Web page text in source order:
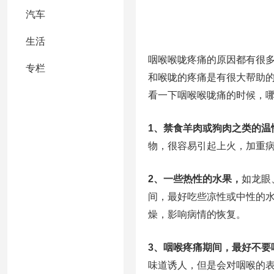
汽车
生活
专栏
咽喉喉咙疼痛的原因都有很
和喉咙的疼痛是有很大帮助
看一下咽喉喉咙痛的时候，
1、禁食羊肉或狗肉之类的温
物，很容易引起上火，加重
2、一些热性的水果， 如龙眼
间，最好吃些凉性或中性的
燥，影响病情的恢复。
3、咽喉疼痛期间，最好不
味道诱人，但是会对咽喉的